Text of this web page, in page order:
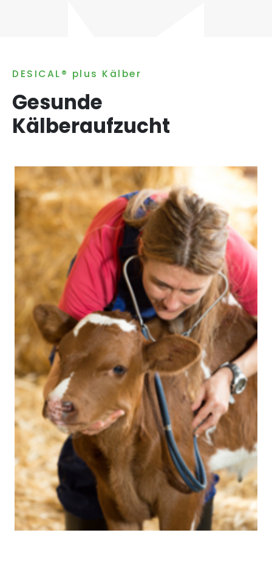
DESICAL® plus Kälber
Gesunde
Kälberaufzucht